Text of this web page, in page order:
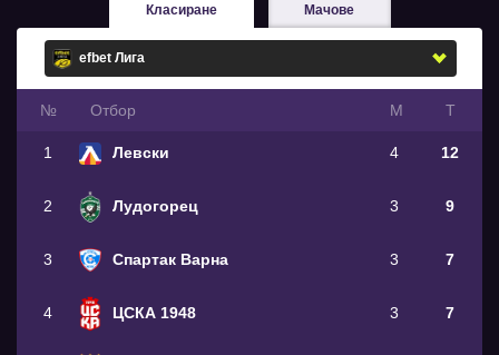
Класиране Мачове
№ Oтбор М Т
1 Левски 4 12
2 Лудогорец 3 9
3 Спартак Варна 3 7
4 ЦСКА 1948 3 7